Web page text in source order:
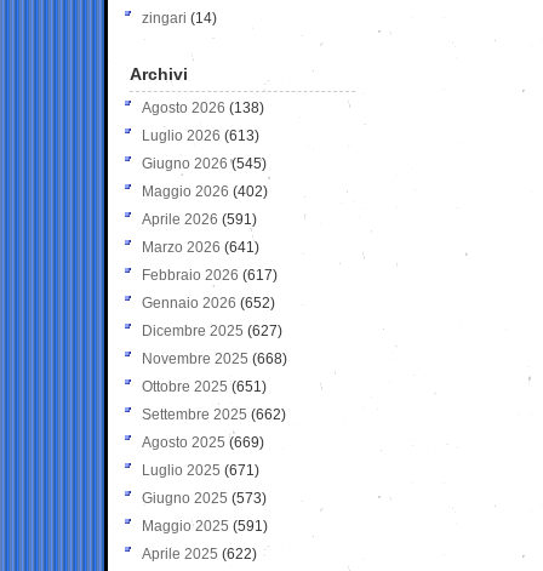
zingari (14)
Archivi
Agosto 2026 (138)
Luglio 2026 (613)
Giugno 2026 (545)
Maggio 2026 (402)
Aprile 2026 (591)
Marzo 2026 (641)
Febbraio 2026 (617)
Gennaio 2026 (652)
Dicembre 2025 (627)
Novembre 2025 (668)
Ottobre 2025 (651)
Settembre 2025 (662)
Agosto 2025 (669)
Luglio 2025 (671)
Giugno 2025 (573)
Maggio 2025 (591)
Aprile 2025 (622)